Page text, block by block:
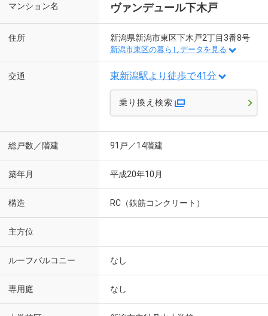
マンション名 ヴァンデュール下木戸
住所 新潟県新潟市東区下木戸2丁目3番8号
新潟市東区の暮らしデータを見る
交通 東新潟駅より徒歩で41分
乗り換え検索
総戸数／階建 91戸／14階建
築年月 平成20年10月
構造 RC（鉄筋コンクリート）
主方位
ルーフバルコニー なし
専用庭 なし